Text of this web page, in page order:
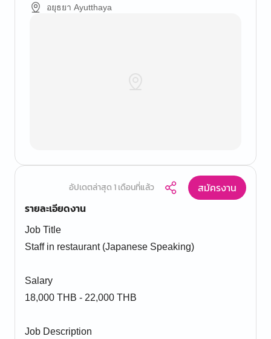
อยุธยา Ayutthaya
อัปเดตล่าสุด 1 เดือนที่แล้ว
สมัครงาน
รายละเอียดงาน
Job Title
Staff in restaurant (Japanese Speaking)
Salary
18,000 THB - 22,000 THB
Job Description